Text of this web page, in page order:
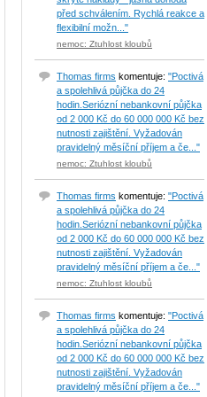
před schválením. Rychlá reakce a
flexibilní možn..."
nemoc: Ztuhlost kloubů
Thomas firms komentuje: "Poctivá
a spolehlivá půjčka do 24
hodin.Seriózní nebankovní půjčka
od 2 000 Kč do 60 000 000 Kč bez
nutnosti zajištění. Vyžadován
pravidelný měsíční příjem a če..."
nemoc: Ztuhlost kloubů
Thomas firms komentuje: "Poctivá
a spolehlivá půjčka do 24
hodin.Seriózní nebankovní půjčka
od 2 000 Kč do 60 000 000 Kč bez
nutnosti zajištění. Vyžadován
pravidelný měsíční příjem a če..."
nemoc: Ztuhlost kloubů
Thomas firms komentuje: "Poctivá
a spolehlivá půjčka do 24
hodin.Seriózní nebankovní půjčka
od 2 000 Kč do 60 000 000 Kč bez
nutnosti zajištění. Vyžadován
pravidelný měsíční příjem a če..."